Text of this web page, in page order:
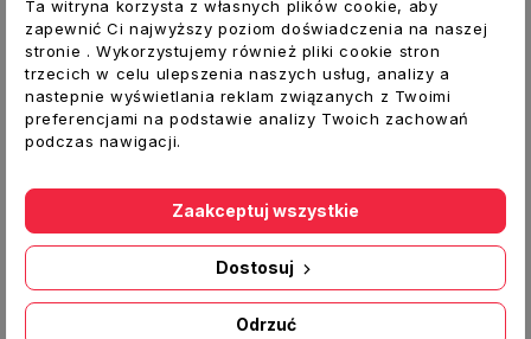
Rozeta maskownica ROZ fi 110 mm CZ6 grafit
Rura spalinowa CZ6 RP 110 dł.1000 mm CZ6 grafit
Ta witryna korzysta z własnych plików cookie, aby
zapewnić Ci najwyższy poziom doświadczenia na naszej
stronie . Wykorzystujemy również pliki cookie stron
trzecich w celu ulepszenia naszych usług, analizy a
nastepnie wyświetlania reklam związanych z Twoimi
preferencjami na podstawie analizy Twoich zachowań
podczas nawigacji.
Odrzuć
Dostosuj
Zaakceptuj wszystkie